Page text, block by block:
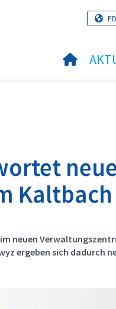
Kaltbach
neuen
ergeben sich dadurch